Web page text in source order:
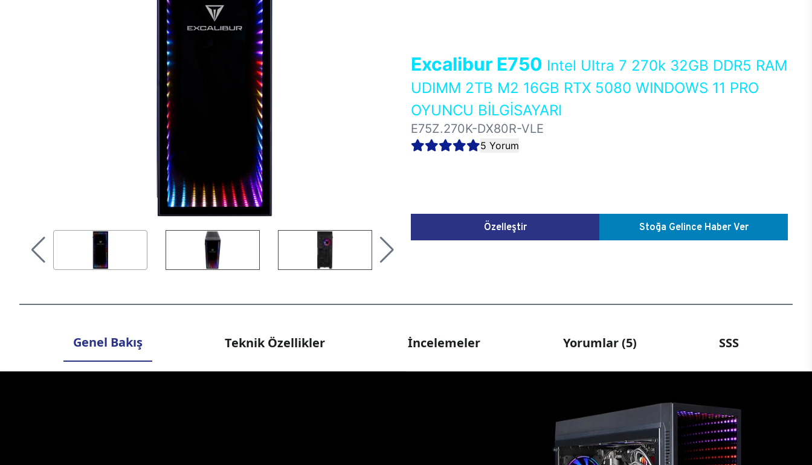
Excalibur E750 Intel Ultra 7 270k 32GB DDR5 RAM
UDIMM 2TB M2 16GB RTX 5080 WINDOWS 11 PRO
OYUNCU BİLGİSAYARI
E75Z.270K-DX80R-VLE
5 Yorum
Özelleştir Stoğa Gelince Haber Ver
Genel Bakış Teknik Özellikler İncelemeler Yorumlar (5) SSS